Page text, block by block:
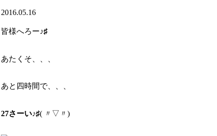
2016.05.16
皆様へろー♪♯
あたくそ、、、
あと四時間で、、、
27さーい♪♯( 〃▽〃)